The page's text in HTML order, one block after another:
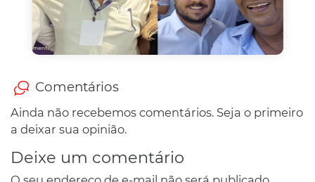
Comentários
Ainda não recebemos comentários. Seja o primeiro
a deixar sua opinião.
Deixe um comentário